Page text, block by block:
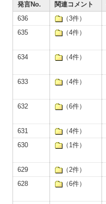
発言No. 関連コメント
636
（3件）
635
（4件）
634
（4件）
633
（4件）
632
（6件）
631
（4件）
630
（1件）
629
（2件）
628
（6件）